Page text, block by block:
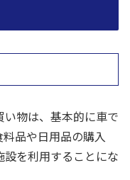
物は、基本的に車で
品や日用品の購入
を利用することにな